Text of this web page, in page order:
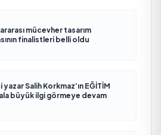
mücevher tasarım
finalistleri belli oldu
Salih Korkmaz’ın EĞİTİM
büyük ilgi görmeye devam